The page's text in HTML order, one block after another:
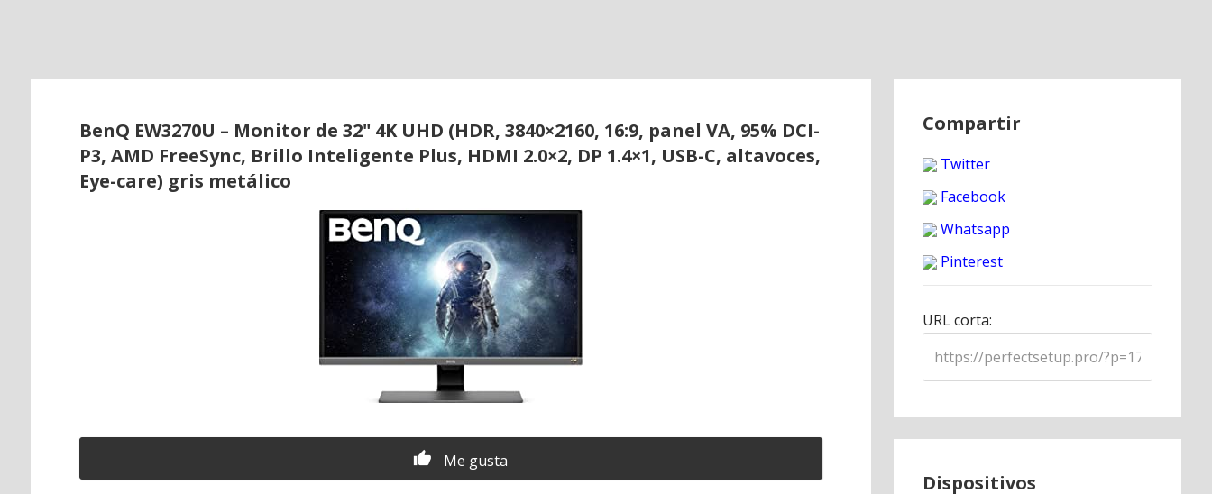
BenQ EW3270U – Monitor de 32" 4K UHD (HDR, 3840×2160, 16:9, panel VA, 95% DCI-
P3, AMD FreeSync, Brillo Inteligente Plus, HDMI 2.0×2, DP 1.4×1, USB-C, altavoces,
Eye-care) gris metálico
Me gusta
Compartir
Twitter
Facebook
Whatsapp
Pinterest
URL corta:
Dispositivos